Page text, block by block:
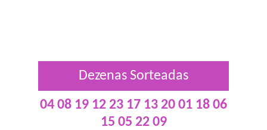
Dezenas Sorteadas
04 08 19 12 23 17 13 20 01 18 06
15 05 22 09